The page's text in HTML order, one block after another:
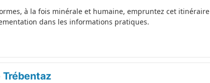
à la fois minérale et humaine, empruntez cet itinéraire
dans les informations pratiques.
Trébentaz